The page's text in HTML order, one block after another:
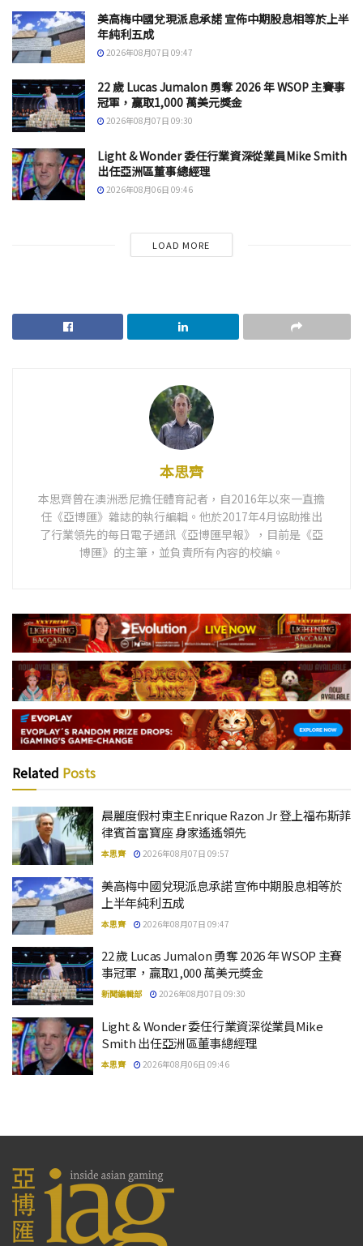
美高梅中國兌現派息承諾 宣佈中期股息相等於上半
年純利五成
2026年08月07日 09:47
22 歲 Lucas Jumalon 勇奪 2026 年 WSOP 主賽事
冠軍，贏取1,000 萬美元獎金
2026年08月07日 09:30
Light & Wonder 委任行業資深從業員Mike Smith
出任亞洲區董事總經理
2026年08月06日 09:46
LOAD MORE
本思齊
本思齊曾在澳洲悉尼擔任體育記者，自2016年以來一直擔
任《亞博匯》雜誌的執行編輯。他於2017年4月協助推出
了行業領先的每日電子通訊《亞博匯早報》，目前是《亞
博匯》的主筆，並負責所有內容的校編。
Related Posts
晨麗度假村東主Enrique Razon Jr 登上福布斯菲
律賓首富寶座 身家遙遙領先
本思齊 2026年08月07日 09:57
美高梅中國兌現派息承諾 宣佈中期股息相等於
上半年純利五成
本思齊 2026年08月07日 09:47
22 歲 Lucas Jumalon 勇奪 2026 年 WSOP 主賽
事冠軍，贏取1,000 萬美元獎金
新聞編輯部 2026年08月07日 09:30
Light & Wonder 委任行業資深從業員Mike
Smith 出任亞洲區董事總經理
本思齊 2026年08月06日 09:46